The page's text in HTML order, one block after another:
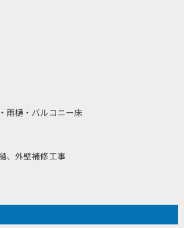
雨樋・バルコニー床
、外壁補修工事